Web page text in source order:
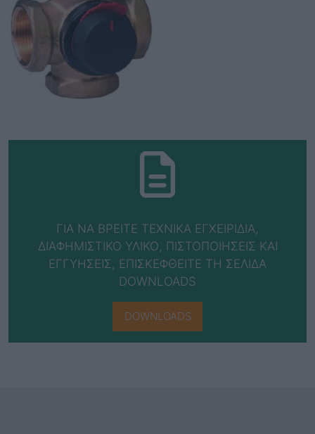
ΓΙΑ ΝΑ ΒΡΕΙΤΕ ΤΕΧΝΙΚΑ ΕΓΧΕΙΡΙΔΙΑ,
ΔΙΑΦΗΜΙΣΤΙΚΟ ΥΛΙΚΟ, ΠΙΣΤΟΠΟΙΗΣΕΙΣ ΚΑΙ
ΕΓΓΥΗΣΕΙΣ, ΕΠΙΣΚΕΦΘΕΙΤΕ ΤΗ ΣΕΛΙΔΑ
DOWNLOADS
DOWNLOADS